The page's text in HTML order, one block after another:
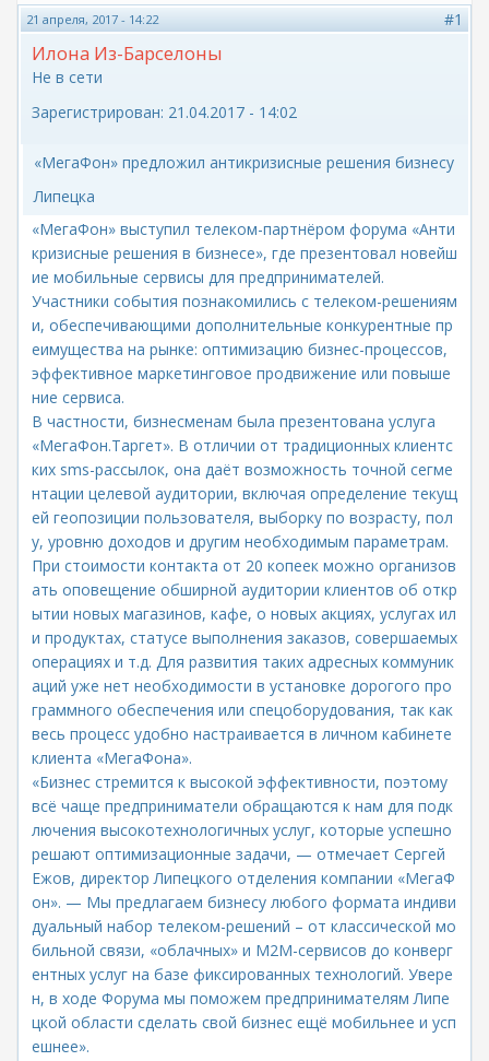
21 апреля, 2017 - 14:22 #1
Илона Из-Барселоны
Не в сети
Зарегистрирован: 21.04.2017 - 14:02
«МегаФон» предложил антикризисные решения бизнесу
Липецка
«МегаФон» выступил телеком-партнёром форума «Анти
кризисные решения в бизнесе», где презентовал новейш
ие мобильные сервисы для предпринимателей.
Участники события познакомились с телеком-решениям
и, обеспечивающими дополнительные конкурентные пр
еимущества на рынке: оптимизацию бизнес-процессов,
эффективное маркетинговое продвижение или повыше
ние сервиса.
В частности, бизнесменам была презентована услуга
«МегаФон.Таргет». В отличии от традиционных клиентс
ких sms-рассылок, она даёт возможность точной сегме
нтации целевой аудитории, включая определение текущ
ей геопозиции пользователя, выборку по возрасту, пол
у, уровню доходов и другим необходимым параметрам.
При стоимости контакта от 20 копеек можно организов
ать оповещение обширной аудитории клиентов об откр
ытии новых магазинов, кафе, о новых акциях, услугах ил
и продуктах, статусе выполнения заказов, совершаемых
операциях и т.д. Для развития таких адресных коммуник
аций уже нет необходимости в установке дорогого про
граммного обеспечения или спецоборудования, так как
весь процесс удобно настраивается в личном кабинете
клиента «МегаФона».
«Бизнес стремится к высокой эффективности, поэтому
всё чаще предприниматели обращаются к нам для подк
лючения высокотехнологичных услуг, которые успешно
решают оптимизационные задачи, — отмечает Сергей
Ежов, директор Липецкого отделения компании «МегаФ
он». — Мы предлагаем бизнесу любого формата индиви
дуальный набор телеком-решений – от классической мо
бильной связи, «облачных» и М2М-сервисов до конверг
ентных услуг на базе фиксированных технологий. Увере
н, в ходе Форума мы поможем предпринимателям Липе
цкой области сделать свой бизнес ещё мобильнее и усп
ешнее».